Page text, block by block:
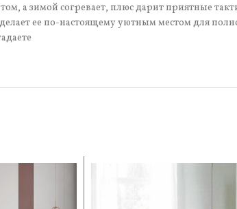
а зимой согревает, плюс дарит приятные
ее по-настоящему уютным местом для